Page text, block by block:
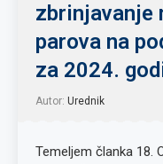
zbrinjavanje
parova na
za 2024.
Autor: Urednik
Temeljem članka 18.